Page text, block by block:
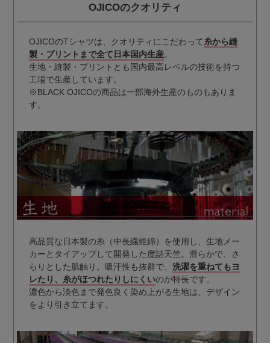
OJICOのクオリティ
OJICOのTシャツは、クオリティにこだわって 糸から縫
製・プリントまで全て日本国内生産。
生地・縫製・プリントとも国内最高レベルの技術を持つ
工場で生産しています。
※BLACK OJICOの商品は一部海外生産のものもありま
す。
高品質な日本製の糸（中長繊維綿）を使用し、生地メー
カーとタイアップして開発した度詰天竺。滑らかで、さ
らりとした肌触り。吸汗性も抜群で、 洗濯を重ねてもヨ
レたり、糸がほつれたりしにくいのが特長です。
濃色から淡色まで発色良く染め上がる生地は、デザイン
をより引き立てます。